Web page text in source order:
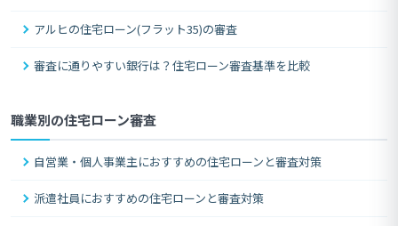
アルヒの住宅ローン(フラット35)の審査
審査に通りやすい銀行は？住宅ローン審査基準を比較
職業別の住宅ローン審査
自営業・個人事業主におすすめの住宅ローンと審査対策
派遣社員におすすめの住宅ローンと審査対策